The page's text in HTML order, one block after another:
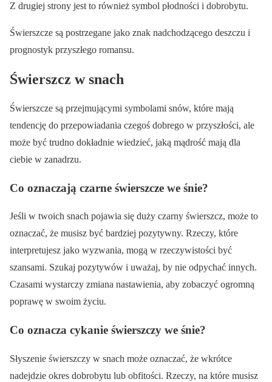
Z drugiej strony jest to również symbol płodności i dobrobytu.
Świerszcze są postrzegane jako znak nadchodzącego deszczu i
prognostyk przyszłego romansu.
Świerszcz w snach
Świerszcze są przejmującymi symbolami snów, które mają
tendencję do przepowiadania czegoś dobrego w przyszłości, ale
może być trudno dokładnie wiedzieć, jaką mądrość mają dla
ciebie w zanadrzu.
Co oznaczają czarne świerszcze we śnie?
Jeśli w twoich snach pojawia się duży czarny świerszcz, może to
oznaczać, że musisz być bardziej pozytywny. Rzeczy, które
interpretujesz jako wyzwania, mogą w rzeczywistości być
szansami. Szukaj pozytywów i uważaj, by nie odpychać innych.
Czasami wystarczy zmiana nastawienia, aby zobaczyć ogromną
poprawę w swoim życiu.
Co oznacza cykanie świerszczy we śnie?
Słyszenie świerszczy w snach może oznaczać, że wkrótce
nadejdzie okres dobrobytu lub obfitości. Rzeczy, na które musisz